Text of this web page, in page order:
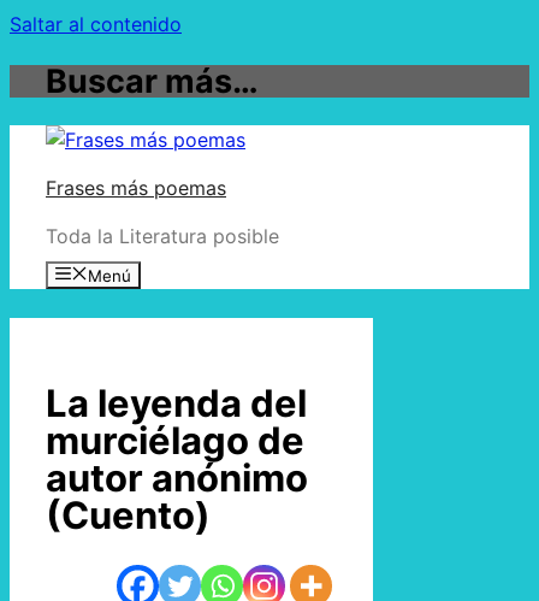
Saltar al contenido
Buscar más…
Frases más poemas
Toda la Literatura posible
Menú
La leyenda del
murciélago de
autor anónimo
(Cuento)